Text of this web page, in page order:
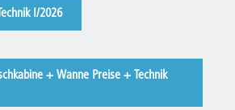
I/2026
+ Wanne Preise + Technik